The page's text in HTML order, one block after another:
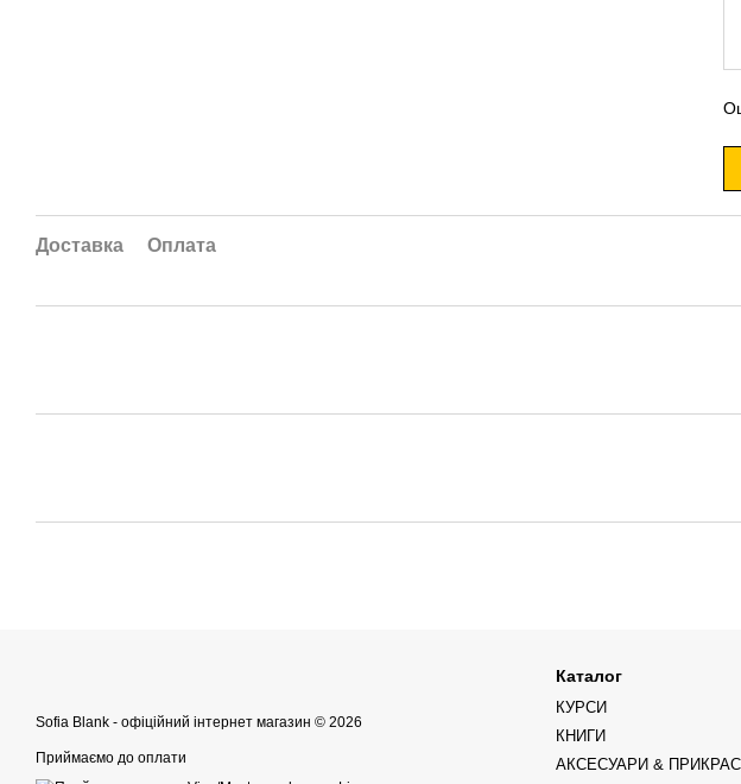
Доставка Оплата
Sofia Blank - офіційний інтернет магазин © 2026
Приймаємо до оплати
Каталог
КУРСИ
КНИГИ
АКСЕСУАРИ &